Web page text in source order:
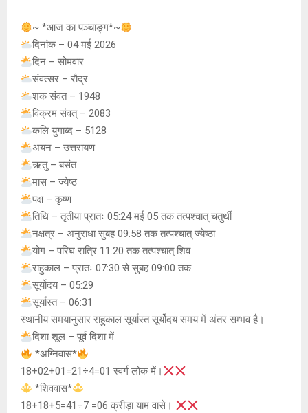
at
s
A
p
p
b
o
o
k
a
g
Li
~ *आज का पञ्चाङ्ग*~
दिनांक – 04 मई 2026
दिन – सोमवार
संवत्सर – रौद्र
शक संवत – 1948
विक्रम संवत् – 2083
कलि युगाब्द – 5128
अयन – उत्तरायण
ऋतु – बसंत
मास – ज्येष्ठ
पक्ष – कृष्ण
तिथि – तृतीया प्रातः 05:24 मई 05 तक तत्पश्चात् चतुर्थी
नक्षत्र – अनुराधा सुबह 09:58 तक तत्पश्चात् ज्येष्ठा
योग – परिघ रात्रि 11:20 तक तत्पश्चात् शिव
राहुकाल – प्रातः 07:30 से सुबह 09:00 तक
सूर्योदय – 05:29
सूर्यास्त – 06:31
स्थानीय समयानुसार राहुकाल सूर्यास्त सूर्योदय समय में अंतर सम्भव है।
दिशा शूल – पूर्व दिशा में
*अग्निवास*
18+02+01=21÷4=01 स्वर्ग लोक में।
*शिववास*
18+18+5=41÷7 =06 क्रीड़ा याम वासे।